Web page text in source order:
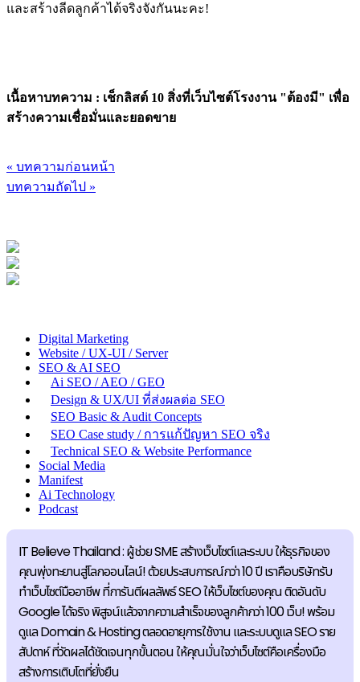
และสร้างลีดลูกค้าได้จริงจังกันนะคะ!
เนื้อหาบทความ : เช็กลิสต์ 10 สิ่งที่เว็บไซต์โรงงาน "ต้องมี" เพื่อ
สร้างความเชื่อมั่นและยอดขาย
« บทความก่อนหน้า
บทความถัดไป »
Digital Marketing
Website / UX-UI / Server
SEO & AI SEO
Ai SEO / AEO / GEO
Design & UX/UI ที่ส่งผลต่อ SEO
SEO Basic & Audit Concepts
SEO Case study / การแก้ปัญหา SEO จริง
Technical SEO & Website Performance
Social Media
Manifest
Ai Technology
Podcast
IT Believe Thailand : ผู้ช่วย SME สร้างเว็บไซต์และระบบ ให้ธุรกิจของ
คุณพุ่งทะยานสู่โลกออนไลน์! ด้วยประสบการณ์กว่า 10 ปี เราคือบริษัทรับ
ทำเว็บไซต์มืออาชีพ ที่การันตีผลลัพธ์ SEO ให้เว็บไซต์ของคุณ ติดอันดับ
Google ได้จริง พิสูจน์แล้วจากความสำเร็จของลูกค้ากว่า 100 เว็บ! พร้อม
ดูแล Domain & Hosting ตลอดอายุการใช้งาน และระบบดูแล SEO ราย
สัปดาห์ ที่วัดผลได้ชัดเจนทุกขั้นตอน ให้คุณมั่นใจว่าเว็บไซต์คือเครื่องมือ
สร้างการเติบโตที่ยั่งยืน